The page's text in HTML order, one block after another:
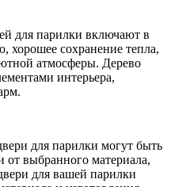
для парилки включают в
хорошее сохранение тепла,
атмосферы. Дерево
интерьера,
для парилки могут быть
от выбранного материала,
для вашей парилки